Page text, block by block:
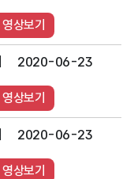
영상보기
2020-06-23
영상보기
2020-06-23
영상보기